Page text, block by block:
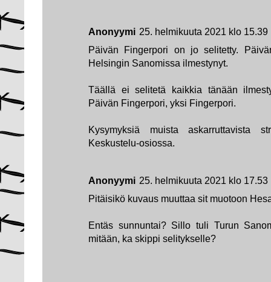
Anonyymi 25. helmikuuta 2021 klo 15.39
Päivän Fingerpori on jo selitetty.
Helsingin Sanomissa ilmestynyt.
Täällä ei selitetä kaikkia tänään
Päivän Fingerpori, yksi Fingerpori.
Kysymyksiä muista askarruttavista
Keskustelu-osiossa.
Anonyymi 25. helmikuuta 2021 klo 17.53
Pitäisikö kuvaus muuttaa sit muotoon
Entäs sunnuntai? Sillo tuli Turun
mitään, ka skippi selitykselle?